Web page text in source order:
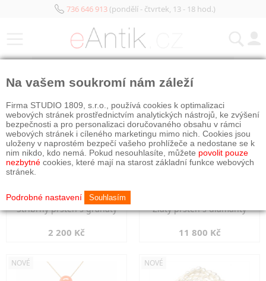
736 646 913(pondělí - čtvrtek, 13 - 18 hod.)
Stříbrný prsten s granáty
2 200 Kč
Zlatý prsten s diamanty
11 800 Kč
NOVÉ NOVÉ
Na vašem soukromí nám záleží
Firma STUDIO 1809, s.r.o., používá cookies k optimalizaci
webových stránek prostřednictvím analytických nástrojů, ke zvýšení
bezpečnosti a pro personalizaci doručovaného obsahu v rámci
webových stránek i cíleného marketingu mimo nich. Cookies jsou
uloženy v naprostém bezpečí vašeho prohlížeče a nedostane se k
nim nikdo, kdo nemá. Pokud nesouhlasíte, můžete povolit pouze
nezbytné cookies, které mají na starost základní funkce webových
stránek.
Podrobné nastavení Souhlasím